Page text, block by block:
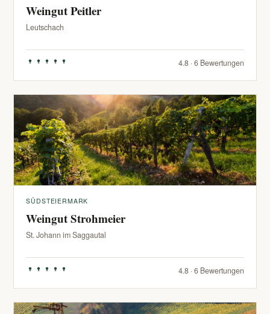
Weingut Peitler
Leutschach
4.8 · 6 Bewertungen
SÜDSTEIERMARK
Weingut Strohmeier
St. Johann im Saggautal
4.8 · 6 Bewertungen